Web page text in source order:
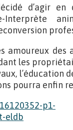
d’agir
Interprète
amoureux des
les
l’éducation
pourra enfin